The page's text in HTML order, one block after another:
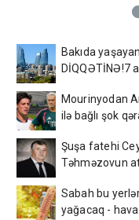
Bakıda
DİQQƏTİNƏ!7
etibarən...
Mourinyodan
ilə bağlı şok
Şuşa fatehi
Təhməzovun
Sabah bu
yağacaq - hava